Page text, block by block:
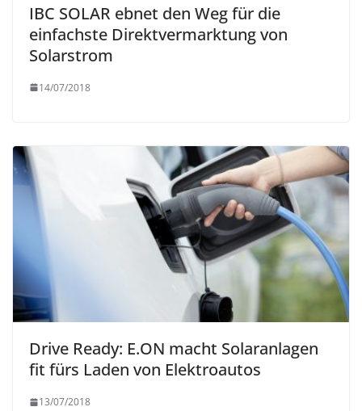
IBC SOLAR ebnet den Weg für die
einfachste Direktvermarktung von
Solarstrom
14/07/2018
Drive Ready: E.ON macht Solaranlagen
fit fürs Laden von Elektroautos
13/07/2018